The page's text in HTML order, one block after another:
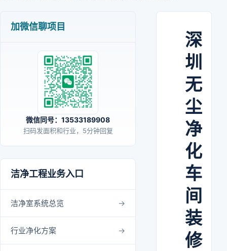
加微信聊项目
微信同号：13533189908
扫码发面积和行业，5分钟回复
洁净工程业务入口
洁净室系统总览
行业净化方案
深
圳
无
尘
净
化
车
间
装
修